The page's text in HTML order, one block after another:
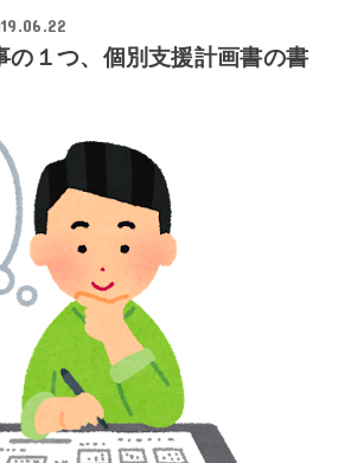
の１つ、個別支援計画書の書